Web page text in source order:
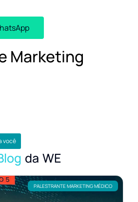
Marketing
você
da WE
PALESTRANTE MARKETING MÉDICO